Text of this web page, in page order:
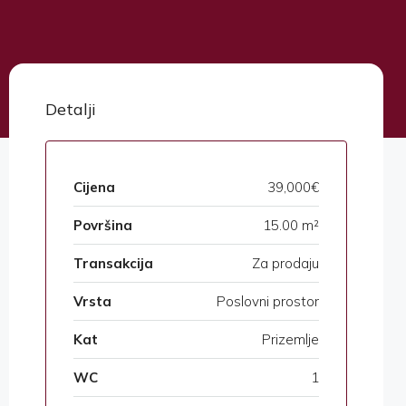
Detalji
Cijena 39,000€
Površina 15.00 m²
Transakcija Za prodaju
Vrsta Poslovni prostor
Kat Prizemlje
WC 1